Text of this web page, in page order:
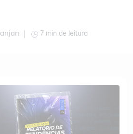
7 min de leitura